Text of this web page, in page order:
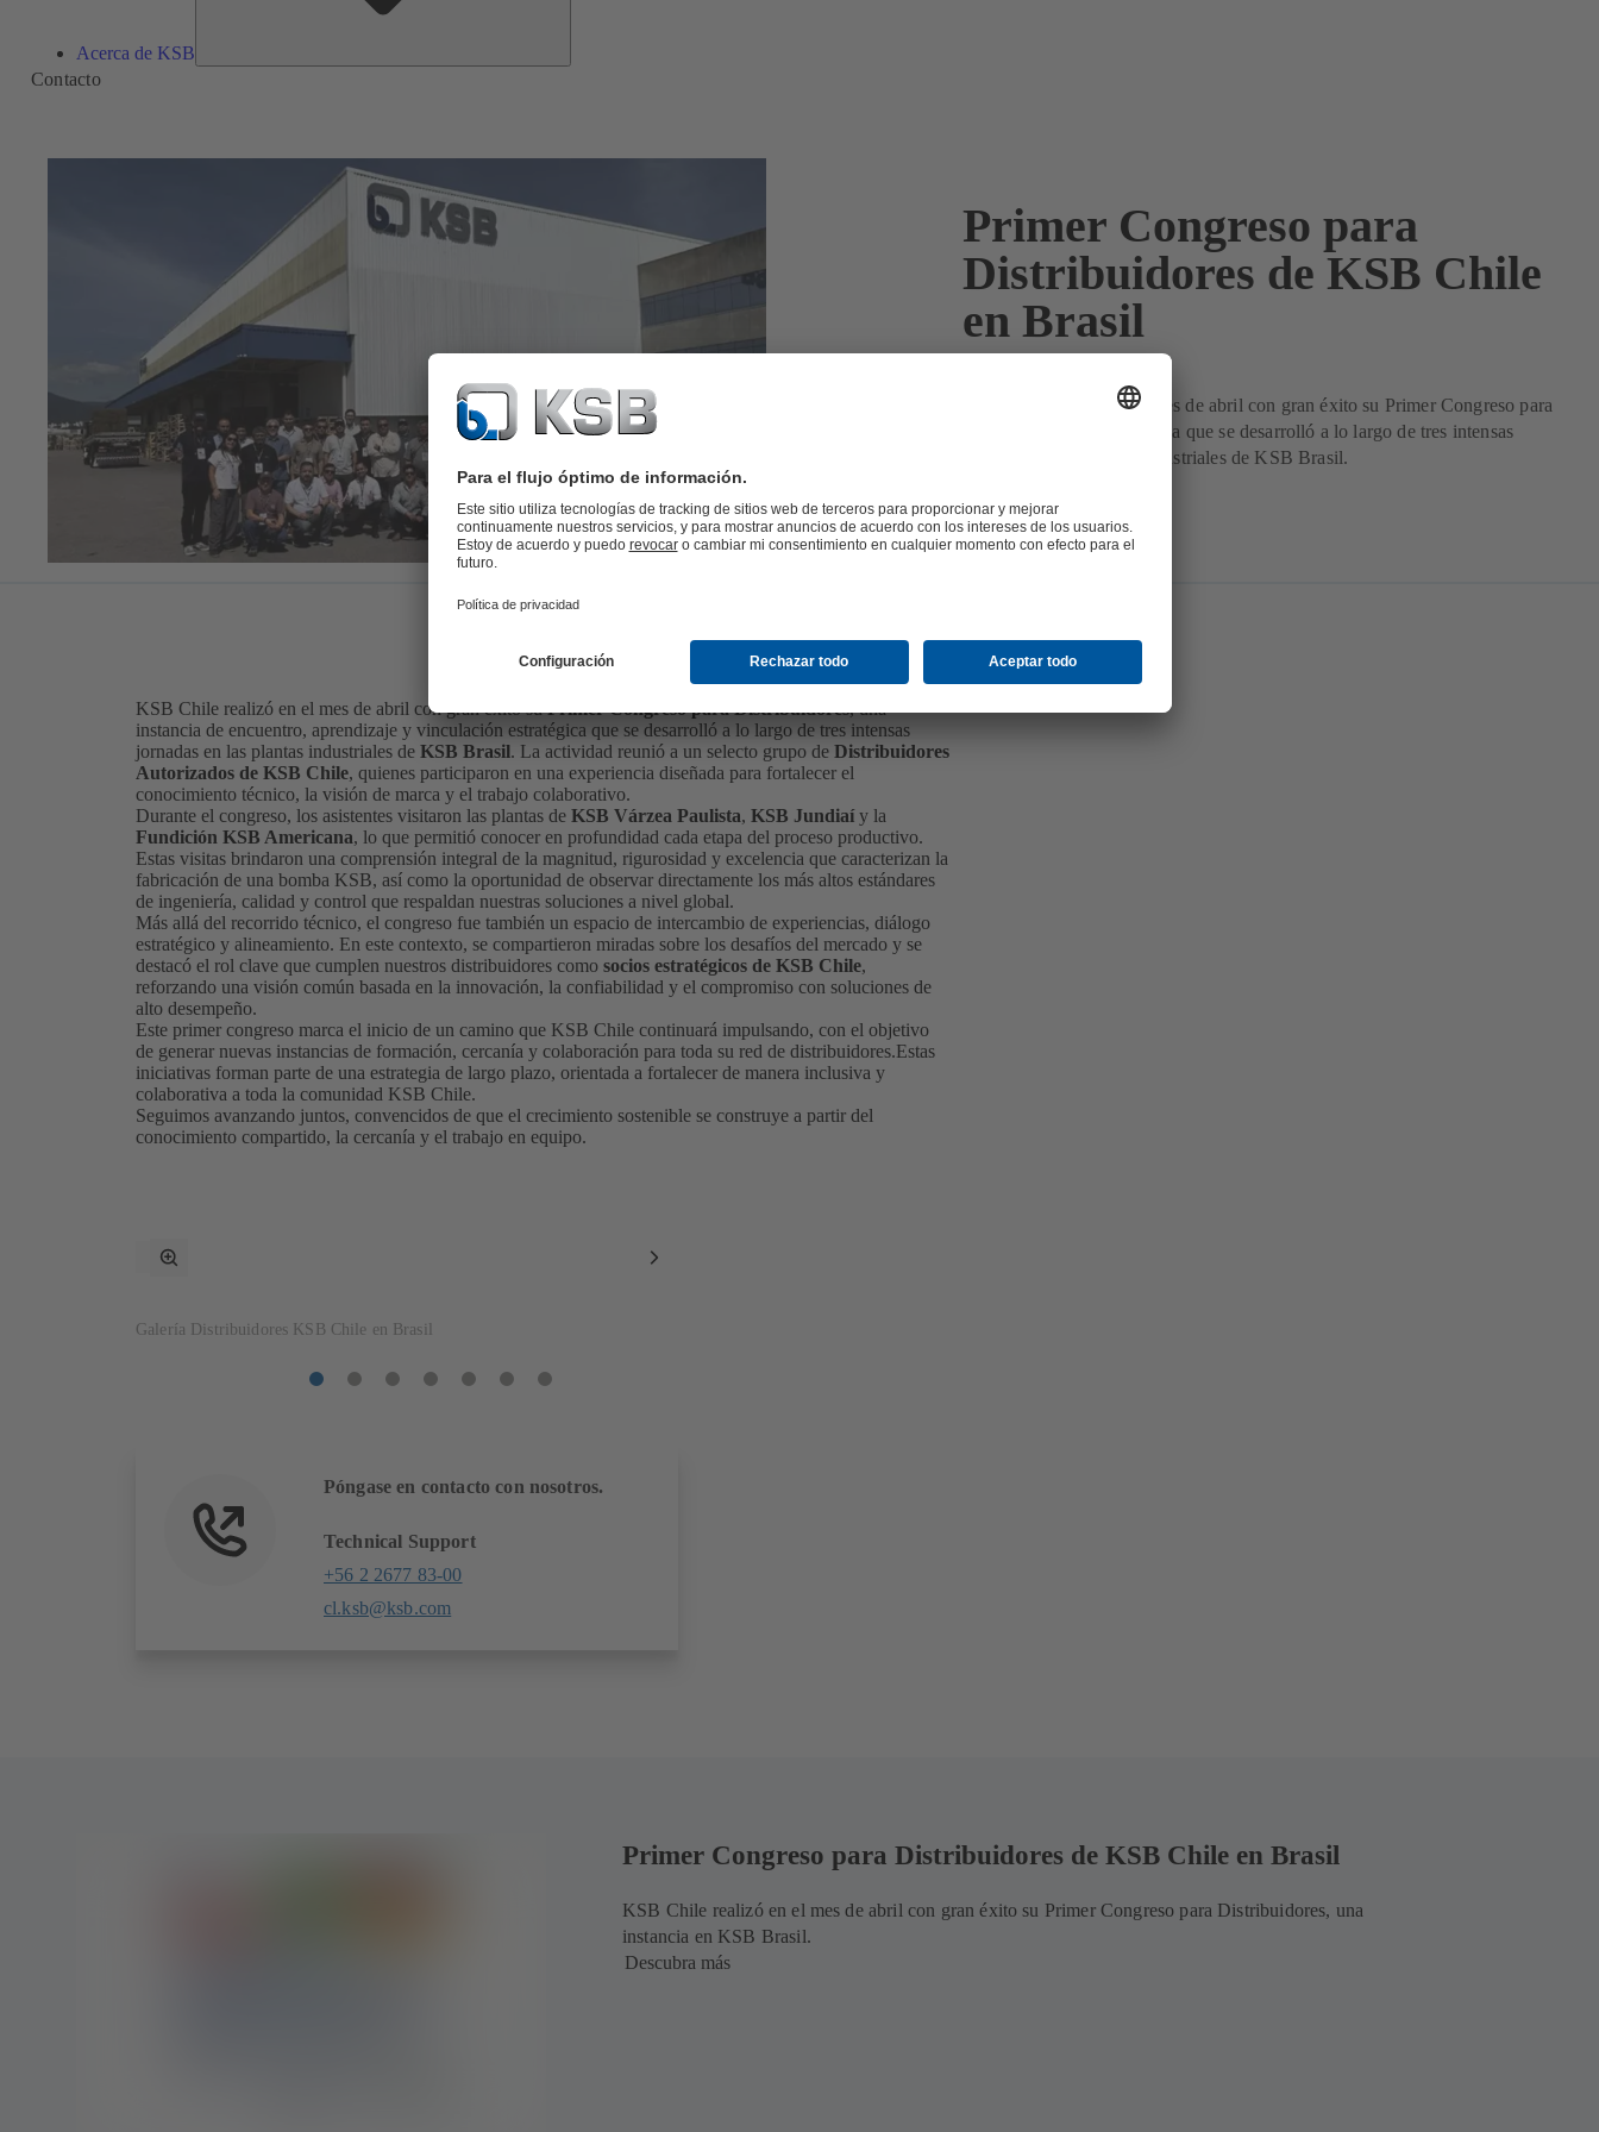
Acerca de KSB
Contacto
Primer Congreso para
Distribuidores de KSB Chile
en Brasil
KSB Chile realizó en el mes de abril con gran éxito su Primer Congreso para
Distribuidores, una instancia que se desarrolló a lo largo de tres intensas
jornadas en las plantas industriales de KSB Brasil.
KSB Chile realizó en el mes de abril con gran éxito suPrimer Congreso para Distribuidores, una
instancia de encuentro, aprendizaje y vinculación estratégica que se desarrolló a lo largo de tres intensas
jornadas en las plantas industriales de KSB Brasil. La actividad reunió a un selecto grupo de Distribuidores
Autorizados de KSB Chile, quienes participaron en una experiencia diseñada para fortalecer el
conocimiento técnico, la visión de marca y el trabajo colaborativo.
Durante el congreso, los asistentes visitaron las plantas de KSB Várzea Paulista, KSB Jundiaí y la
Fundición KSB Americana, lo que permitió conocer en profundidad cada etapa del proceso productivo.
Estas visitas brindaron una comprensión integral de la magnitud, rigurosidad y excelencia que caracterizan la
fabricación de una bomba KSB, así como la oportunidad de observar directamente los más altos estándares
de ingeniería, calidad y control que respaldan nuestras soluciones a nivel global.
Más allá del recorrido técnico, el congreso fue también un espacio de intercambio de experiencias, diálogo
estratégico y alineamiento. En este contexto, se compartieron miradas sobre los desafíos del mercado y se
destacó el rol clave que cumplen nuestros distribuidores como socios estratégicos de KSB Chile,
reforzando una visión común basada en la innovación, la confiabilidad y el compromiso con soluciones de
alto desempeño.
Este primer congreso marca el inicio de un camino que KSB Chile continuará impulsando, con el objetivo
de generar nuevas instancias de formación, cercanía y colaboración para toda su red de distribuidores.Estas
iniciativas forman parte de una estrategia de largo plazo, orientada a fortalecer de manera inclusiva y
colaborativa a toda la comunidad KSB Chile.
Seguimos avanzando juntos, convencidos de que el crecimiento sostenible se construye a partir del
conocimiento compartido, la cercanía y el trabajo en equipo.
Galería Distribuidores KSB Chile en Brasil
Artículo
Cambiar
de
pantalla
ArtículoArtículoArtículoArtículoArtículoArtículoArtículo
Póngase en contacto con nosotros.
Technical Support
+56 2 2677 83-00
cl.ksb@ksb.com
Primer Congreso para Distribuidores de KSB Chile en Brasil
KSB Chile realizó en el mes de abril con gran éxito su Primer Congreso para Distribuidores, una
instancia en KSB Brasil.
Descubra más